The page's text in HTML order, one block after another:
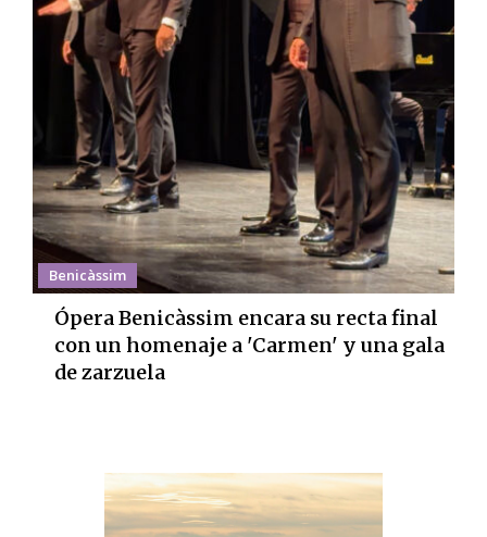
Benicàssim
Ópera Benicàssim encara su recta final
con un homenaje a 'Carmen' y una gala
de zarzuela